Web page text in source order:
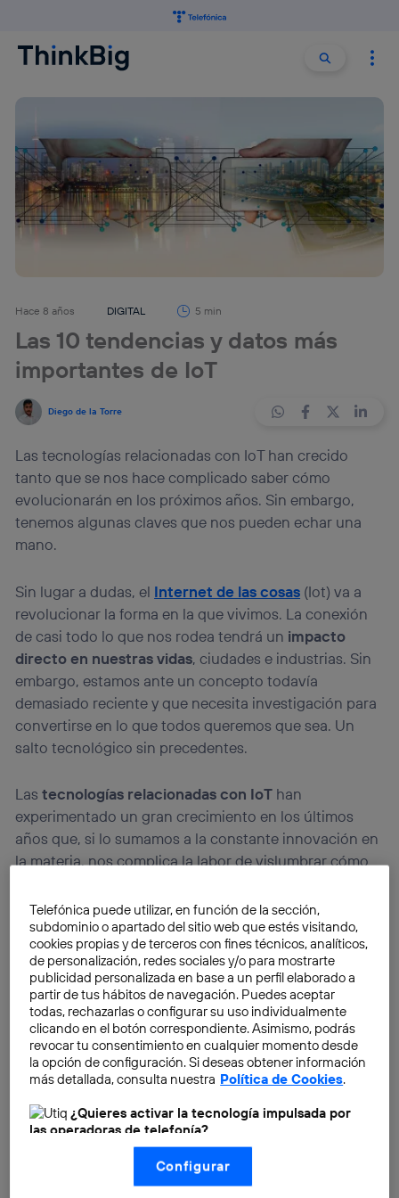
Buscar
Hace 8 años DIGITAL 5 min
Las 10 tendencias y datos más
importantes de IoT
Diego de la Torre
Las tecnologías relacionadas con IoT han crecido
tanto que se nos hace complicado saber cómo
evolucionarán en los próximos años. Sin embargo,
tenemos algunas claves que nos pueden echar una
mano.
Sin lugar a dudas, el Internet de las cosas (Iot) va a
revolucionar la forma en la que vivimos. La conexión
de casi todo lo que nos rodea tendrá un impacto
directo en nuestras vidas, ciudades e industrias. Sin
embargo, estamos ante un concepto todavía
demasiado reciente y que necesita investigación para
convertirse en lo que todos queremos que sea. Un
salto tecnológico sin precedentes.
Lastecnologías relacionadas con IoT han
experimentado un gran crecimiento en los últimos
años que, si lo sumamos a la constante innovación en
la materia, nos complica la labor de vislumbrar cómo
algunas claves y tendencias que nos pueden echar
una mano. ¿Quieres saberlas?
Telefónica puede utilizar, en función de la sección,
subdominio o apartado del sitio web que estés visitando,
cookies propias y de terceros con fines técnicos, analíticos,
de personalización, redes sociales y/o para mostrarte
publicidad personalizada en base a un perfil elaborado a
partir de tus hábitos de navegación. Puedes aceptar
todas, rechazarlas o configurar su uso individualmente
clicando en el botón correspondiente. Asimismo, podrás
revocar tu consentimiento en cualquier momento desde
la opción de configuración. Si deseas obtener información
más detallada, consulta nuestra Política de Cookies.
¿Quieres activar la tecnología impulsada por
las operadoras de telefonía?
Nosotros, Telefónica S.A., utilizamos la tecnología Utiq para
realizar nuestras acciones de marketing digital o análisis
(como se describe en este aviso de consentimiento)
Configurar